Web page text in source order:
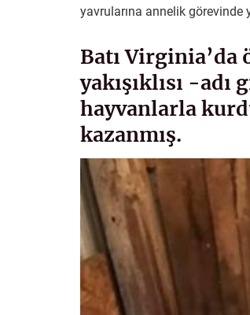
yavrularına annelik görevinde
Batı
yakışıklısı -
hayvanlarla
kazanmış.